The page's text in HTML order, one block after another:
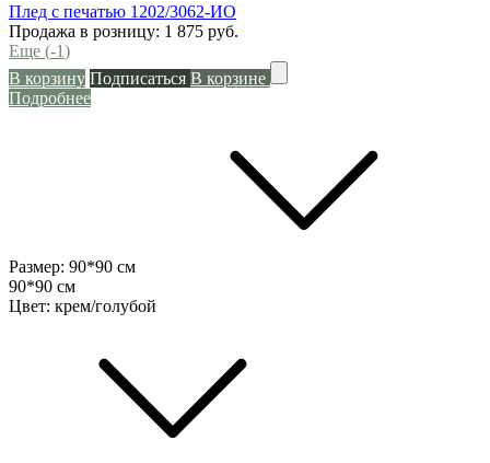
Плед с печатью 1202/3062-ИО
Продажа в розницу: 1 875 руб.
Еще (-1)
В корзину Подписаться В корзине
Подробнее
Размер: 90*90 см
90*90 см
Цвет: крем/голубой